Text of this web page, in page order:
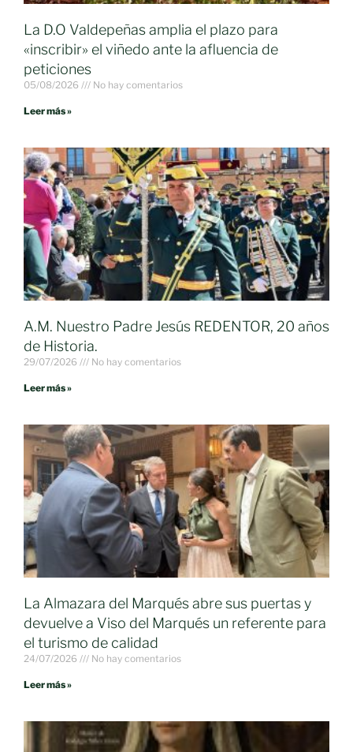
La D.O Valdepeñas amplia el plazo para
«inscribir» el viñedo ante la afluencia de
peticiones
05/08/2026 No hay comentarios
Leer más »
A.M. Nuestro Padre Jesús REDENTOR, 20 años
de Historia.
29/07/2026 No hay comentarios
Leer más »
La Almazara del Marqués abre sus puertas y
devuelve a Viso del Marqués un referente para
el turismo de calidad
24/07/2026 No hay comentarios
Leer más »